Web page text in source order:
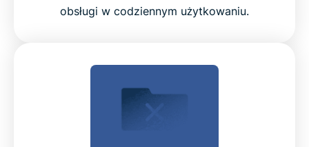
obsługi w codziennym użytkowaniu.